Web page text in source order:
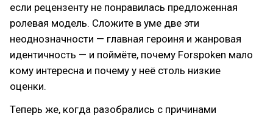
если рецензенту не понравилась предложенная
ролевая модель. Сложите в уме две эти
неоднозначности — главная героиня и жанровая
идентичность — и поймёте, почему Forspoken мало
кому интересна и почему у неё столь низкие
оценки.
Теперь же, когда разобрались с причинами